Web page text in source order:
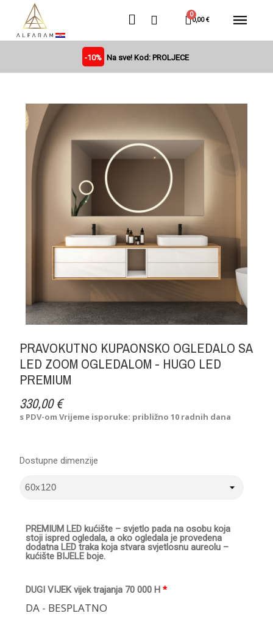
0,00 €
-10% Na sve! Kod: PROLJECE
PRAVOKUTNO KUPAONSKO OGLEDALO SA
LED ZOOM OGLEDALOM - HUGO LED
PREMIUM
330,00 €
s PDV-omVrijeme isporuke: približno 10 radnih dana
PREMIUM LED kućište – svjetlo pada na osobu koja
stoji ispred ogledala, a oko ogledala je provedena
dodatna LED traka koja stvara svjetlosnu aureolu –
kućište BIJELE boje.
*
DUGI VIJEK vijek trajanja 70 000 H
DA - BESPLATNO
Dostupne dimenzije